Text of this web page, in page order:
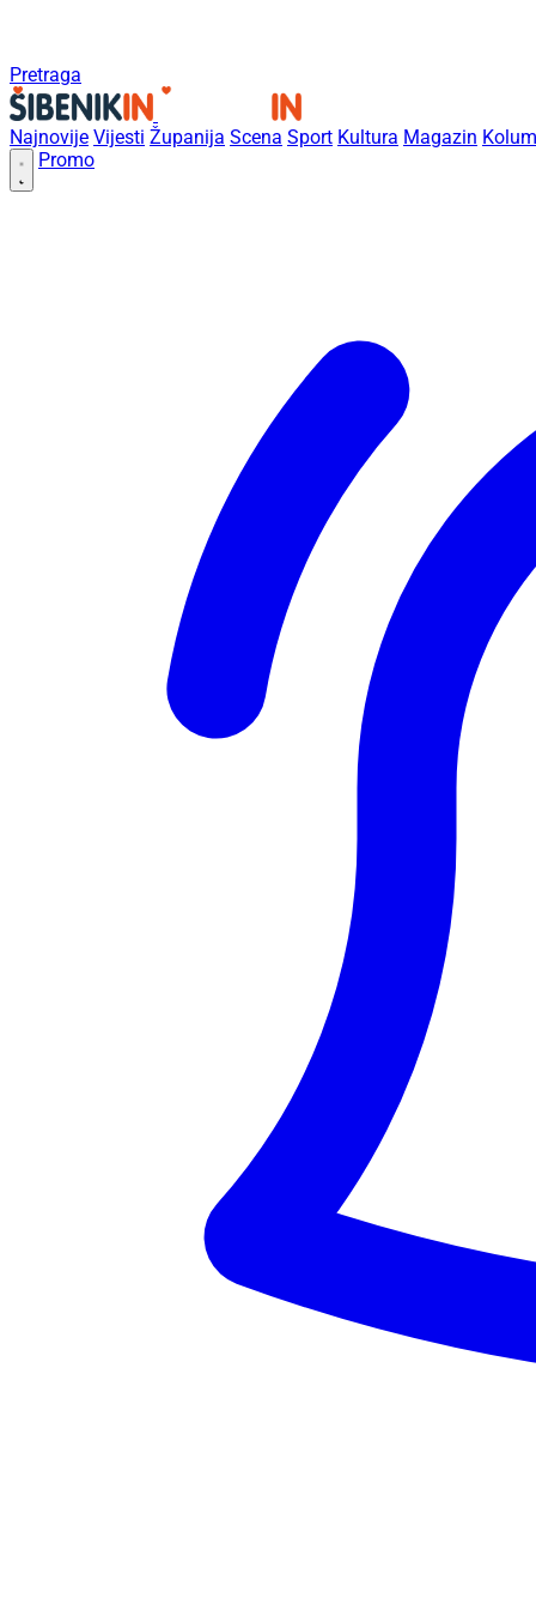
Pretraga
Najnovije Vijesti Županija Scena Sport Kultura Magazin
Promo